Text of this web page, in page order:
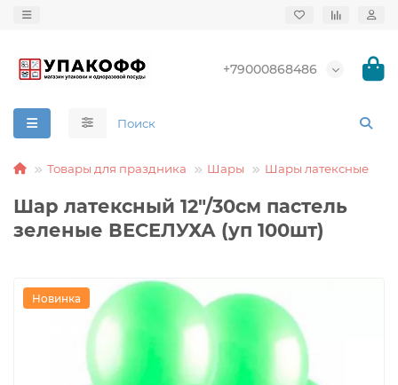
+79000868486
Товары для праздника Шары Шары латексные
Шар латексный 12"/30см пастель
зеленые ВЕСЕЛУХА (уп 100шт)
Новинка